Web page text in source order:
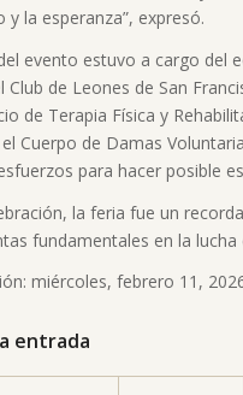
la esperanza”, expresó.
evento estuvo a cargo del
de Leones de San
de Terapia Física y
Cuerpo de Damas
para hacer posible
la feria fue un
fundamentales en la
miércoles, febrero 11,
entrada